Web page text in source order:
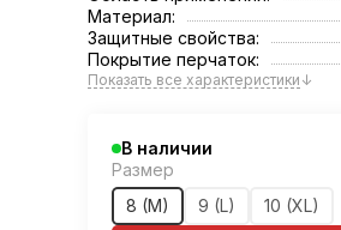
Материал:
Защитные свойства:
Покрытие перчаток:
Показать все характеристики ↓
В наличии
Размер
8 (M)
9 (L) 10 (XL)